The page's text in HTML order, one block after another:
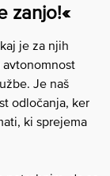
zanjo!«
je za njih
Je naš
odločanja, ker
ki sprejema